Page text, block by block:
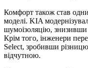
Комфорт також став
моделі. KIA
шумоізоляцію, знизивши
Крім того, інженери
Select, зробивши
відчутною.